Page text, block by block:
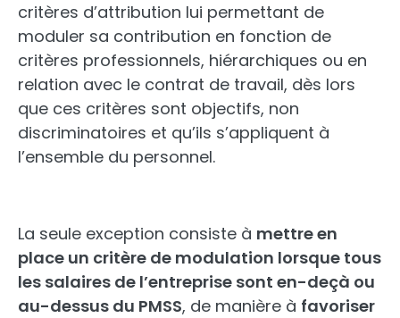
critères d’attribution lui permettant de
moduler sa contribution en fonction de
critères professionnels, hiérarchiques ou en
relation avec le contrat de travail, dès lors
que ces critères sont objectifs, non
discriminatoires et qu’ils s’appliquent à
l’ensemble du personnel.
La seule exception consiste à mettre en
place un critère de modulation lorsque tous
les salaires de l’entreprise sont en-deçà ou
au-dessus du PMSS, de manière à favoriser